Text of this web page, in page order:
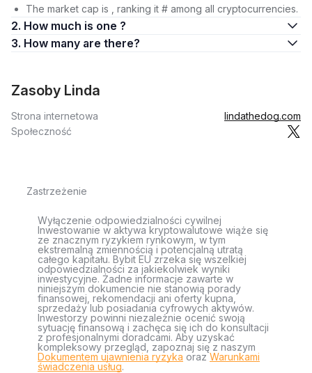
The market cap is , ranking it # among all cryptocurrencies.
2. How much is one ?
3. How many are there?
Zasoby Linda
Strona internetowa
lindathedog.com
Społeczność
Zastrzeżenie
Wyłączenie odpowiedzialności cywilnej
Inwestowanie w aktywa kryptowalutowe wiąże się
ze znacznym ryzykiem rynkowym, w tym
ekstremalną zmiennością i potencjalną utratą
całego kapitału. Bybit EU zrzeka się wszelkiej
odpowiedzialności za jakiekolwiek wyniki
inwestycyjne. Żadne informacje zawarte w
niniejszym dokumencie nie stanowią porady
finansowej, rekomendacji ani oferty kupna,
sprzedaży lub posiadania cyfrowych aktywów.
Inwestorzy powinni niezależnie ocenić swoją
sytuację finansową i zachęca się ich do konsultacji
z profesjonalnymi doradcami. Aby uzyskać
kompleksowy przegląd, zapoznaj się z naszym
Dokumentem ujawnienia ryzyka orazWarunkami
świadczenia usług.